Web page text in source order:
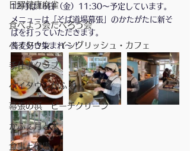
日曜健康麻雀
食べよう会だべろう会
ベイタウン イングリッシュ・カフェ
手仕事クラブ
ベイタウンかふぇ
幕張の浜 ビーチクリーン
かふぇ月と木
食事と健康
12月は16日（金）11:30〜予定しています。
メニューは「そば道場幕張」のかたがたに新そ
ばを打っていただきます。
蕎麦好き集まれ〜！